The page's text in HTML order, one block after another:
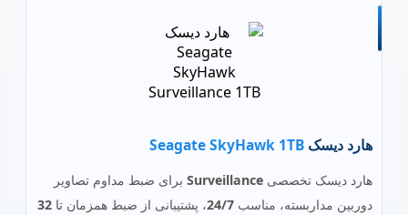
هارد دیسک Seagate SkyHawk 1TB
هارد دیسک تخصصی Surveillance برای ضبط مداوم تصاویر
دوربین مداربسته، مناسب 24/7، پشتیبانی از ضبط همزمان تا 32